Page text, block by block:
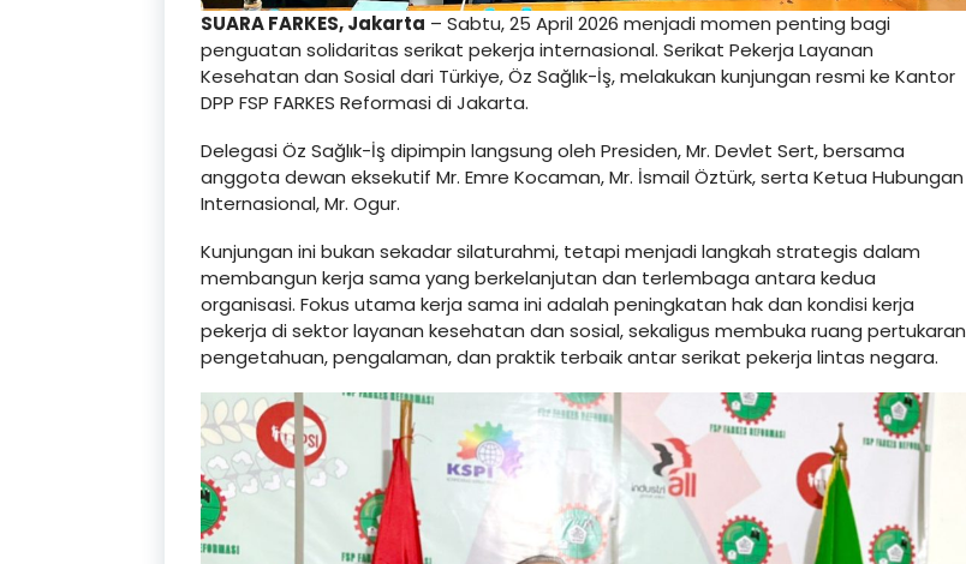
SUARA FARKES, Jakarta – Sabtu, 25 April 2026 menjadi momen penting bagi
penguatan solidaritas serikat pekerja internasional. Serikat Pekerja Layanan
Kesehatan dan Sosial dari Türkiye, Öz Sağlık-İş, melakukan kunjungan resmi ke Kantor
DPP FSP FARKES Reformasi di Jakarta.
Delegasi Öz Sağlık-İş dipimpin langsung oleh Presiden, Mr. Devlet Sert, bersama
anggota dewan eksekutif Mr. Emre Kocaman, Mr. İsmail Öztürk, serta Ketua Hubungan
Internasional, Mr. Ogur.
Kunjungan ini bukan sekadar silaturahmi, tetapi menjadi langkah strategis dalam
membangun kerja sama yang berkelanjutan dan terlembaga antara kedua
organisasi. Fokus utama kerja sama ini adalah peningkatan hak dan kondisi kerja
pekerja di sektor layanan kesehatan dan sosial, sekaligus membuka ruang pertukaran
pengetahuan, pengalaman, dan praktik terbaik antar serikat pekerja lintas negara.